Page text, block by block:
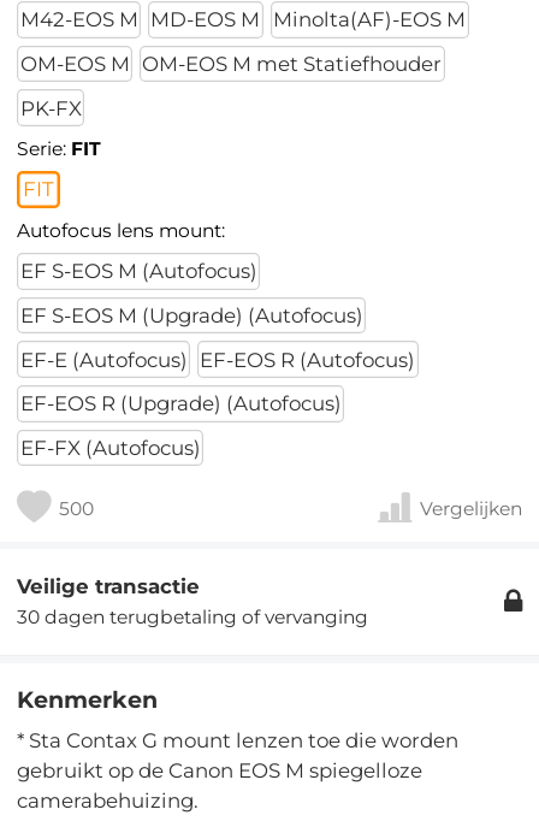
M42-EOS M
MD-EOS M
Minolta(AF)-EOS M
OM-EOS M
OM-EOS M met Statiefhouder
PK-FX
Serie: FIT
FIT
Autofocus lens mount:
EF S-EOS M (Autofocus)
EF S-EOS M (Upgrade) (Autofocus)
EF-E (Autofocus)
EF-EOS R (Autofocus)
EF-EOS R (Upgrade) (Autofocus)
EF-FX (Autofocus)
500 Vergelijken
Veilige transactie
30 dagen terugbetaling of vervanging
Kenmerken
* Sta Contax G mount lenzen toe die worden
gebruikt op de Canon EOS M spiegelloze
camerabehuizing.